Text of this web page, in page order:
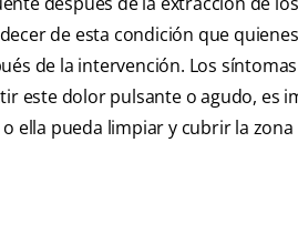
de esta condición que
de la intervención. Los
este dolor pulsante o agudo,
ella pueda limpiar y cubrir la zona